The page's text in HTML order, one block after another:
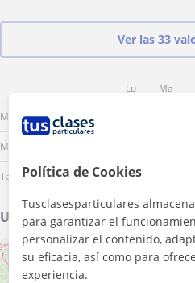
Ver las 33
Lu Ma
Mañana
Mediodía
Tarde
Ubicación de mis clases
+ −
Política de Cookies
Tusclasesparticulares
para garantizar el
personalizar el contenido,
su eficacia, así como para
experiencia.